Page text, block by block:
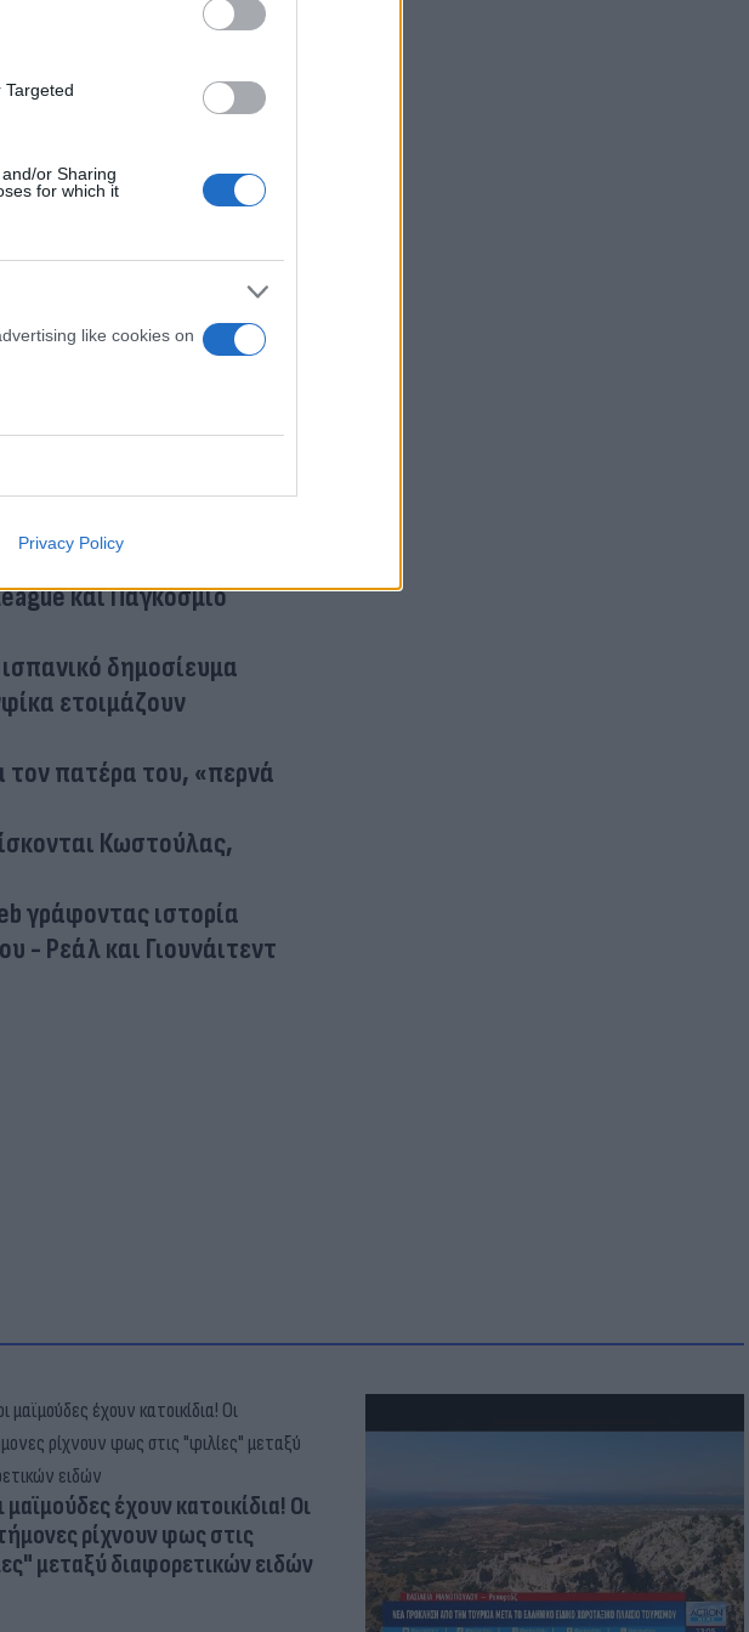
or Sharing
for which it
like cookies on
Privacy Policy
διεκδικούν τον άσο
τον Μουζακίτη - Στο
το βραβείο Golden
και Παγκόσμιο
δημοσίευμα
ετοιμάζουν
πατέρα του, «περνά
Κωστούλας,
γράφοντας ιστορία
- Ρεάλ και Γιουνάιτεντ
μαϊμούδες έχουν κατοικίδια! Οι
ρίχνουν φως στις
μεταξύ διαφορετικών ειδών